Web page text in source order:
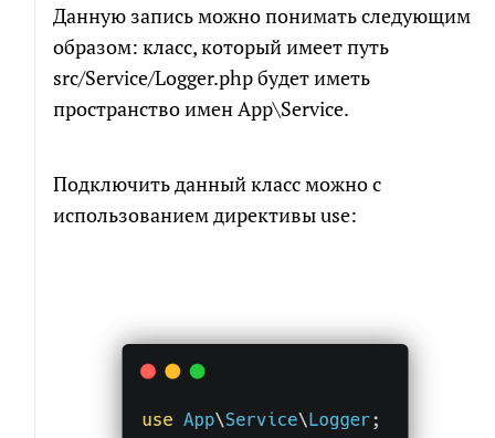
Данную запись можно понимать следующим
образом: класс, который имеет путь
src/Service/Logger.php будет иметь
пространство имен App\Service.
Подключить данный класс можно с
использованием директивы use: